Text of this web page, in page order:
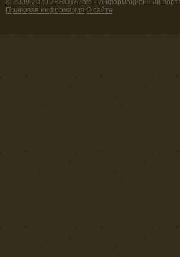
© 2009-2020 ZBROYA.info - Информационный
Правовая информация О сайте